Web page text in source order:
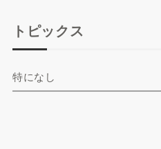
トピックス
特になし